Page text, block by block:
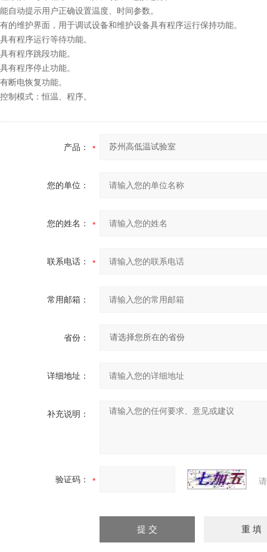
能自动提示用户正确设置温度、时间参数。
有的维护界面，用于调试设备和维护设备具有程序运行保持功能。
具有程序运行等待功能。
具有程序跳段功能。
具有程序停止功能。
有断电恢复功能。
控制模式：恒温、程序。
产品：
您的单位：
您的姓名：
联系电话：
常用邮箱：
省份：
详细地址：
补充说明：
验证码：